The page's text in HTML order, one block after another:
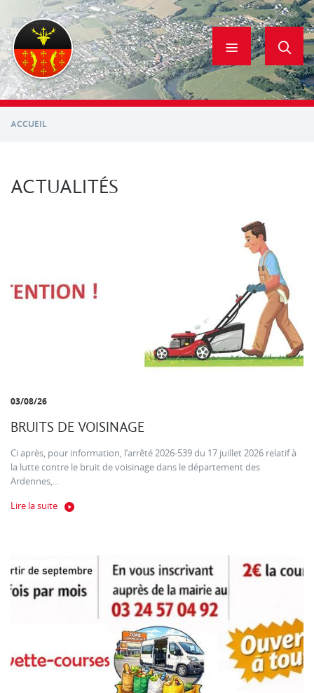
contenu
principal
ACCUEIL
ACTUALITÉS
03/08/26
BRUITS DE VOISINAGE
Ci après, pour information, l’arrêté 2026-539 du 17 juillet 2026 relatif à
la lutte contre le bruit de voisinage dans le département des
Ardennes,...
Lire la suite